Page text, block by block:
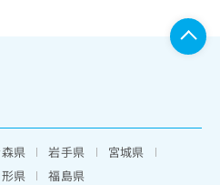
県 岩手県
宮城県
県
福島県